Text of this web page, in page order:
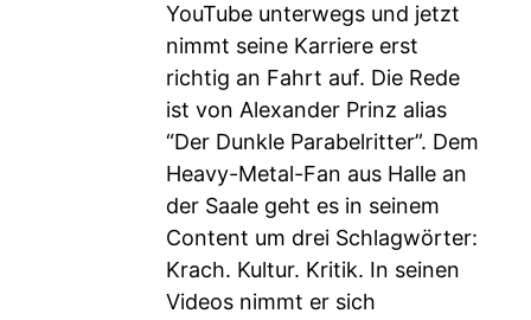
YouTube unterwegs und jetzt
nimmt seine Karriere erst
richtig an Fahrt auf. Die Rede
ist von Alexander Prinz alias
“Der Dunkle Parabelritter”. Dem
Heavy-Metal-Fan aus Halle an
der Saale geht es in seinem
Content um drei Schlagwörter:
Krach. Kultur. Kritik. In seinen
Videos nimmt er sich